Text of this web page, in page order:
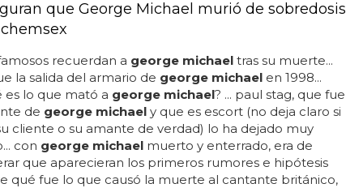
que George Michael murió de sobredosis
recuerdan a george michaeltras su muerte...
la salida del armario de george michaelen 1998...
es lo que mató a george michael? ... paul stag, que fue
de george michaely que es escort (no deja claro si
cliente o su amante de verdad) lo ha dejado muy
con george michaelmuerto y enterrado, era de
que aparecieran los primeros rumores e hipótesis
qué fue lo que causó la muerte al cantante británico,